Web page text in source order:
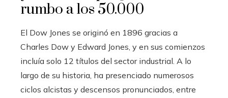
rumbo a los 50.000
El Dow Jones se originó en 1896 gracias a
Charles Dow y Edward Jones, y en sus comienzos
incluía solo 12 títulos del sector industrial. A lo
largo de su historia, ha presenciado numerosos
ciclos alcistas y descensos pronunciados, entre